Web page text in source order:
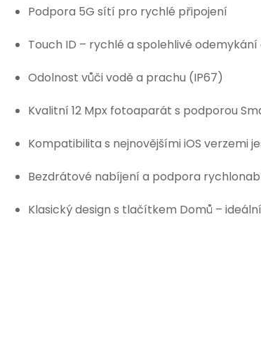
Podpora 5G sítí pro rychlé připojení
Touch ID – rychlé a spolehlivé
Odolnost vůči vodě a prachu (IP67)
Kvalitní 12 Mpx fotoaparát s podporou
Kompatibilita s nejnovějšími iOS verzemi
Bezdrátové nabíjení a podpora
Klasický design s tlačítkem Domů –